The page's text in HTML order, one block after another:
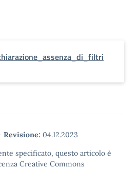
Revisione: 04.12.2023
specificato, questo articolo è
Creative Commons